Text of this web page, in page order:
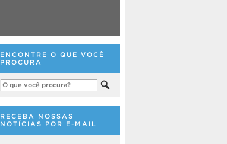
ENCONTRE O QUE VOCÊ
PROCURA
RECEBA NOSSAS
NOTÍCIAS POR E-MAIL